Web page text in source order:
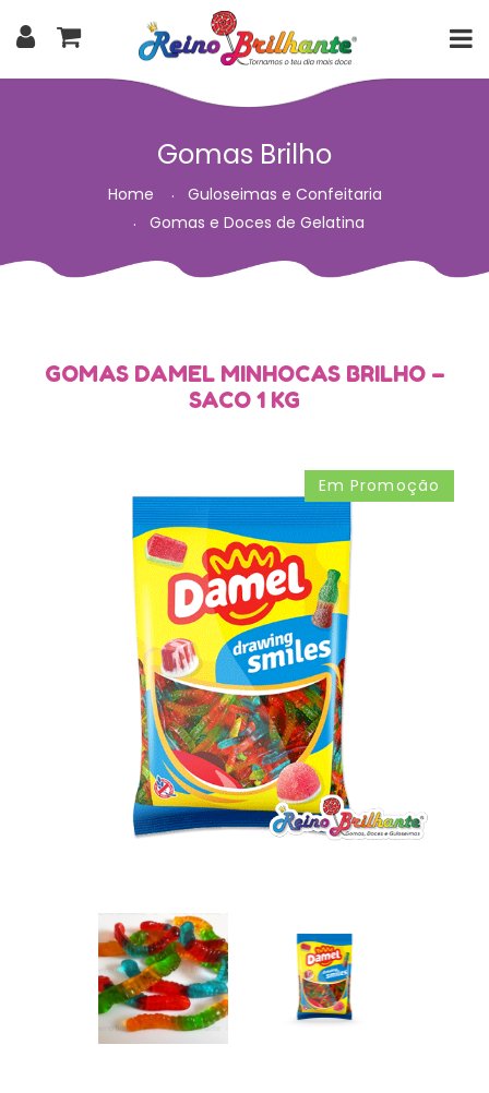
Gomas Brilho
Home
Guloseimas e Confeitaria
Gomas e Doces de Gelatina
GOMAS DAMEL MINHOCAS BRILHO –
SACO 1 KG
Em Promoção